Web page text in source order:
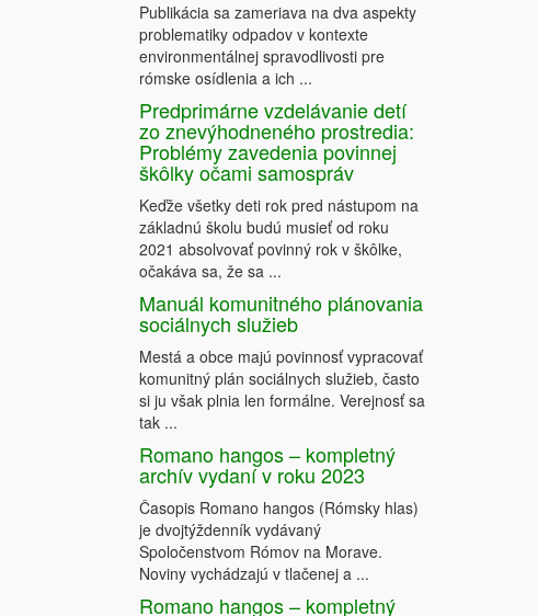
Publikácia sa zameriava na dva aspekty
problematiky odpadov v kontexte
environmentálnej spravodlivosti pre
rómske osídlenia a ich ...
Predprimárne vzdelávanie detí
zo znevýhodneného prostredia:
Problémy zavedenia povinnej
škôlky očami samospráv
Keďže všetky deti rok pred nástupom na
základnú školu budú musieť od roku
2021 absolvovať povinný rok v škôlke,
očakáva sa, že sa ...
Manuál komunitného plánovania
sociálnych služieb
Mestá a obce majú povinnosť vypracovať
komunitný plán sociálnych služieb, často
si ju však plnia len formálne. Verejnosť sa
tak ...
Romano hangos – kompletný
archív vydaní v roku 2023
Časopis Romano hangos (Rómsky hlas)
je dvojtýždenník vydávaný
Spoločenstvom Rómov na Morave.
Noviny vychádzajú v tlačenej a ...
Romano hangos – kompletný